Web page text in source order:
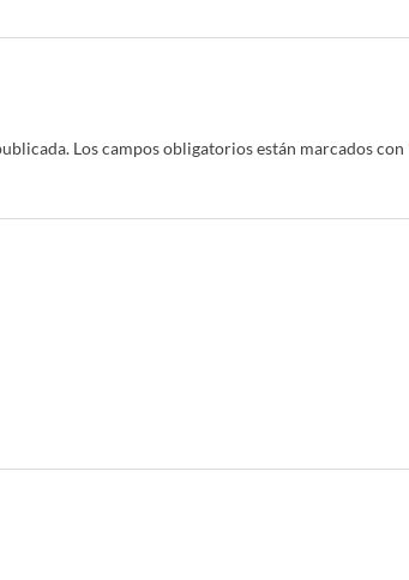
Los campos obligatorios están marcados con